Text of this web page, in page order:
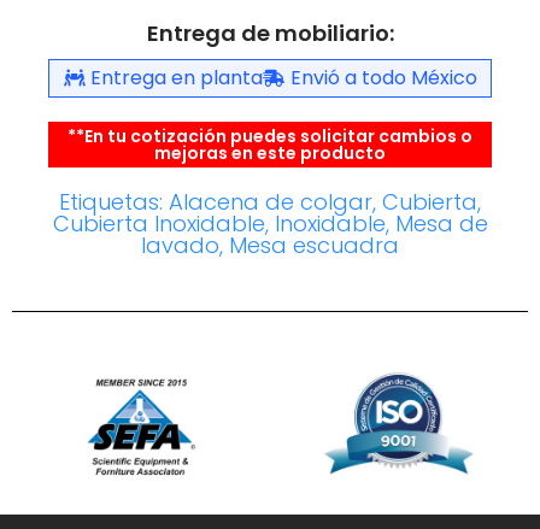
Entrega de mobiliario:
Entrega en planta Envió a todo México
**En tu cotización puedes solicitar cambios o
mejoras en este producto
Etiquetas: Alacena de colgar, Cubierta,
Cubierta Inoxidable, Inoxidable, Mesa de
lavado, Mesa escuadra